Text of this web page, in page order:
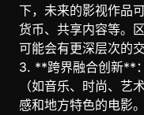
下，未来的影视作品
货币、共享内容等。
可能会有更深层次的
3. **跨界融合创新**
（如音乐、时尚、艺
感和地方特色的电影。